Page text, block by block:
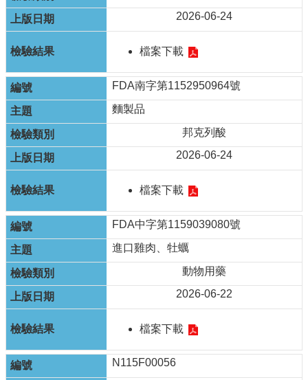
2026-06-24
檔案下載
FDA南字第1152950964號
麵製品
邦克列酸
2026-06-24
檔案下載
FDA中字第1159039080號
進口雞肉、牡蠣
動物用藥
2026-06-22
檔案下載
N115F00056